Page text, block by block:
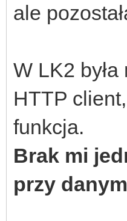
ale
W LK2
HTTP
funkcja.
Brak mi
przy